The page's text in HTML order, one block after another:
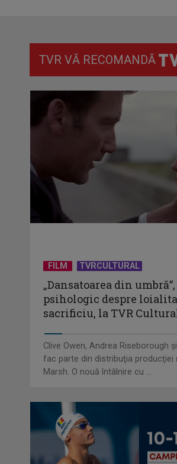
TVR VĂ RECOMANDĂ
FILM TVRCULTURAL
„Dansatoarea din
psihologic despre
sacrificiu, la TVR
Clive Owen, Andrea Riseborough
fac parte din distribuţia producţiei
Marsh. O nouă întâlnire cu ...